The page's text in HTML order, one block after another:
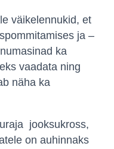
väikelennukid, et
ja –
ka
vaadata ning
näha ka
jooksukross,
on auhinnaks